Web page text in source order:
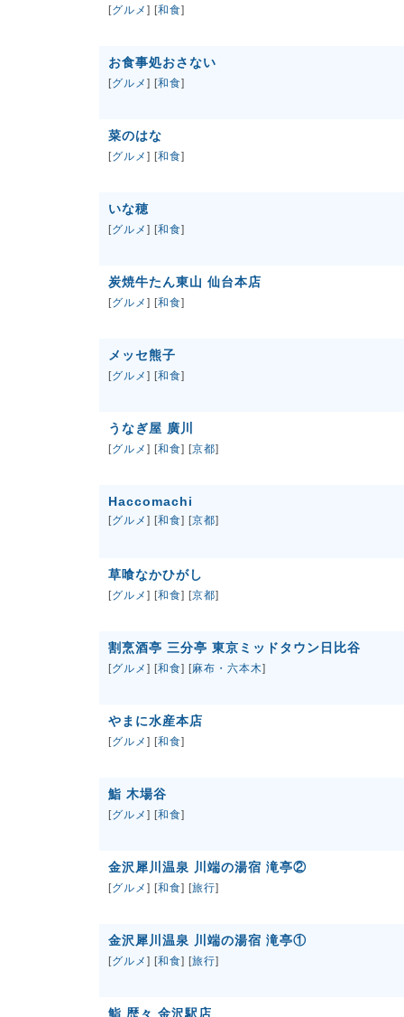
[グルメ ] [和食]
お食事処おさない
[グルメ ] [和食]
菜のはな
[グルメ ] [和食]
いな穂
[グルメ ] [和食]
炭焼牛たん東山 仙台本店
[グルメ ] [和食]
メッセ熊子
[グルメ ] [和食]
うなぎ屋 廣川
[グルメ ] [和食] [京都]
Haccomachi
[グルメ ] [和食] [京都]
草喰なかひがし
[グルメ ] [和食] [京都]
割烹酒亭 三分亭 東京ミッドタウン日比谷
[グルメ ] [和食] [麻布・六本木]
やまに水産本店
[グルメ ] [和食]
鮨 木場谷
[グルメ ] [和食]
金沢犀川温泉 川端の湯宿 滝亭②
[グルメ ] [和食] [旅行]
金沢犀川温泉 川端の湯宿 滝亭①
[グルメ ] [和食] [旅行]
鮨 歴々 金沢駅店